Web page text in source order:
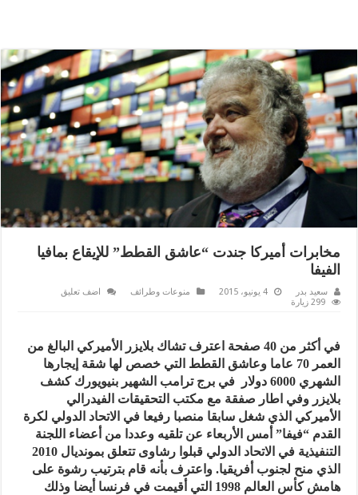
مخابرات أميركا جندت “عاشق القطط” للإيقاع بمافيا
الفيفا
سعيد بدر 4 يونيو، 2015 منوعات وطرائف
اضف تعليق
299 زيارة
في أكثر من 40 صفحة اعترف تشاك بلايزر الأميركي البالغ من
العمر 70 عاما وعاشق القطط التي خصص لها شقة إيجارها
الشهري 6000 دولار في برج ترامب الشهير بنيويورك كشف
بلايزر وفي اطار صفقة مع مكتب التحقيقات الفيدرالي
الأميركي الذي شغل سابقا منصبا رفيعا في الاتحاد الدولي لكرة
القدم “فيفا” أمس الأربعاء عن تلقيه وعددا من أعضاء اللجنة
التنفيذية في الاتحاد الدولي قبلوا رشاوى تتعلق بمونديال 2010
الذي منح لجنوب أفريقيا. واعترف بأنه قام بترتيب رشوة على
هامش كأس العالم 1998 التي أقيمت في فرنسا أيضا وذلك